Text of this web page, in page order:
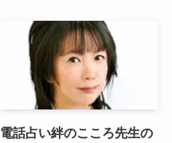
電話占い絆のこころ先生の